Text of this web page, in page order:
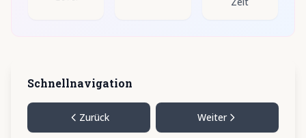
Schnellnavigation
Zurück Weiter